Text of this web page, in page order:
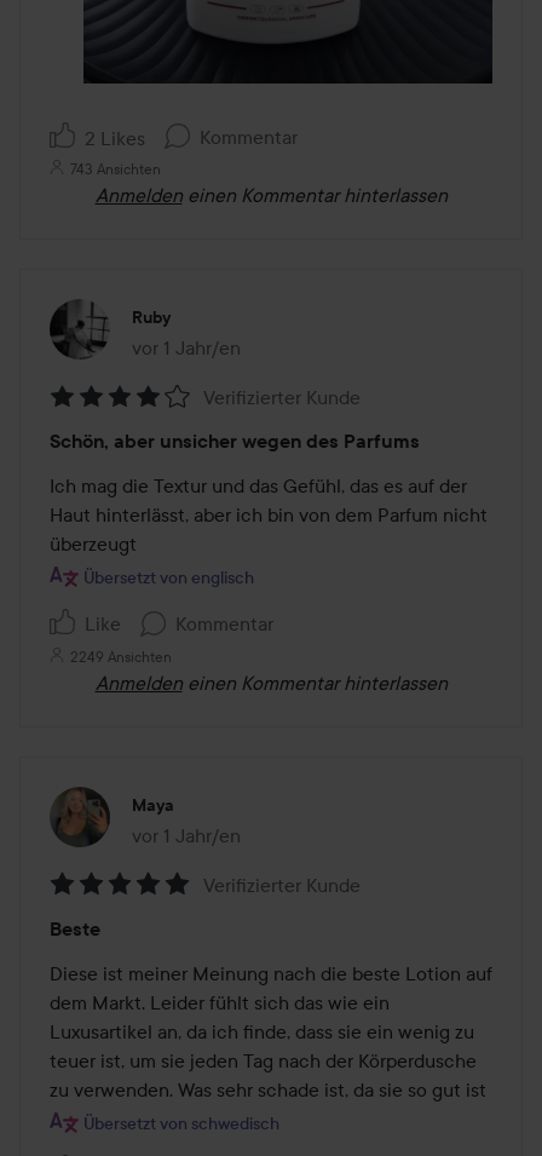
2 Likes Kommentar
743 Ansichten
Anmelden einen Kommentar hinterlassen
Ruby
vor 1 Jahr/en
Der Beitrag wurde vor 1 Jahr/en erstellt
4
von
5
Verifizierter Kunde
Schön, aber unsicher wegen des Parfums
Ich mag die Textur und das Gefühl, das es auf der
Haut hinterlässt, aber ich bin von dem Parfum nicht
überzeugt
Übersetzt von englisch
Like Kommentar
2249 Ansichten
Anmelden einen Kommentar hinterlassen
Maya
vor 1 Jahr/en
Der Beitrag wurde vor 1 Jahr/en erstellt
5
von
5
Verifizierter Kunde
Beste
Diese ist meiner Meinung nach die beste Lotion auf
dem Markt. Leider fühlt sich das wie ein
Luxusartikel an, da ich finde, dass sie ein wenig zu
teuer ist, um sie jeden Tag nach der Körperdusche
zu verwenden. Was sehr schade ist, da sie so gut ist
Übersetzt von schwedisch